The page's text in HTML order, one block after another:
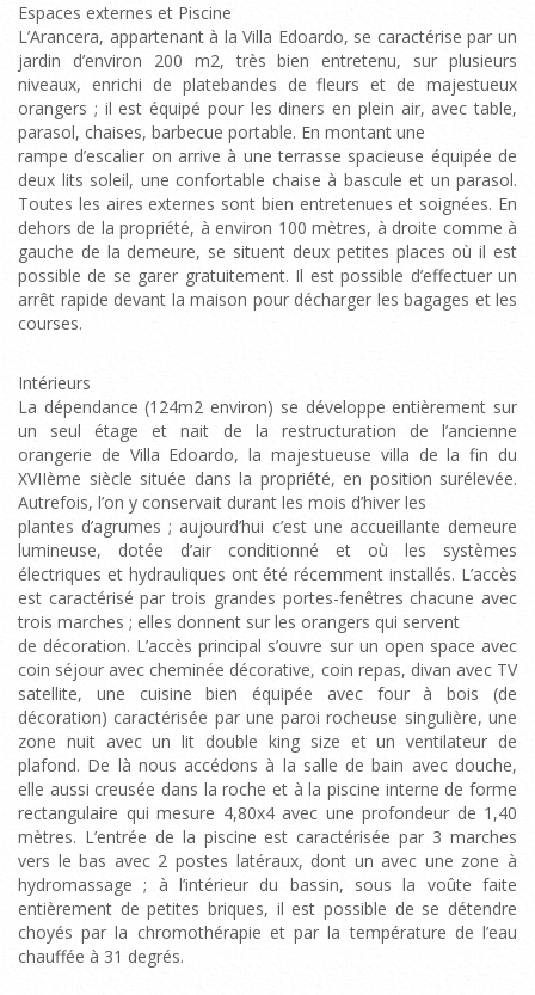
Espaces externes et Piscine
L’Arancera, appartenant à la Villa Edoardo, se caractérise par un
jardin d’environ 200 m2, très bien entretenu, sur plusieurs
niveaux, enrichi de platebandes de fleurs et de majestueux
orangers ; il est équipé pour les diners en plein air, avec table,
parasol, chaises, barbecue portable. En montant une
rampe d’escalier on arrive à une terrasse spacieuse équipée de
deux lits soleil, une confortable chaise à bascule et un parasol.
Toutes les aires externes sont bien entretenues et soignées. En
dehors de la propriété, à environ 100 mètres, à droite comme à
gauche de la demeure, se situent deux petites places où il est
possible de se garer gratuitement. Il est possible d’effectuer un
arrêt rapide devant la maison pour décharger les bagages et les
courses.
Intérieurs
La dépendance (124m2 environ) se développe entièrement sur
un seul étage et nait de la restructuration de l’ancienne
orangerie de Villa Edoardo, la majestueuse villa de la fin du
XVIIème siècle située dans la propriété, en position surélevée.
Autrefois, l’on y conservait durant les mois d’hiver les
plantes d’agrumes ; aujourd’hui c’est une accueillante demeure
lumineuse, dotée d’air conditionné et où les systèmes
électriques et hydrauliques ont été récemment installés. L’accès
est caractérisé par trois grandes portes-fenêtres chacune avec
trois marches ; elles donnent sur les orangers qui servent
de décoration. L’accès principal s’ouvre sur un open space avec
coin séjour avec cheminée décorative, coin repas, divan avec TV
satellite, une cuisine bien équipée avec four à bois (de
décoration) caractérisée par une paroi rocheuse singulière, une
zone nuit avec un lit double king size et un ventilateur de
plafond. De là nous accédons à la salle de bain avec douche,
elle aussi creusée dans la roche et à la piscine interne de forme
rectangulaire qui mesure 4,80x4 avec une profondeur de 1,40
mètres. L’entrée de la piscine est caractérisée par 3 marches
vers le bas avec 2 postes latéraux, dont un avec une zone à
hydromassage ; à l’intérieur du bassin, sous la voûte faite
entièrement de petites briques, il est possible de se détendre
choyés par la chromothérapie et par la température de l’eau
chauffée à 31 degrés.